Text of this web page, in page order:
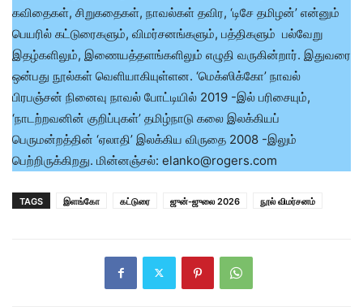
கவிதைகள், சிறுகதைகள், நாவல்கள் தவிர, ‘டிசே தமிழன்’ என்னும்
பெயரில் கட்டுரைகளும், விமர்சனங்களும், பத்திகளும் பல்வேறு
இதழ்களிலும், இணையத்தளங்களிலும் எழுதி வருகின்றார். இதுவரை
ஒன்பது நூல்கள் வெளியாகியுள்ளன. ‘மெக்ஸிக்கோ’ நாவல்
பிரபஞ்சன் நினைவு நாவல் போட்டியில் 2019 -இல் பரிசையும்,
‘நாடற்றவனின் குறிப்புகள்’ தமிழ்நாடு கலை இலக்கியப்
பெருமன்றத்தின் ‘ஏலாதி’ இலக்கிய விருதை 2008 -இலும்
பெற்றிருக்கிறது. மின்னஞ்சல்: elanko@rogers.com
TAGS இளங்கோ கட்டுரை ஜுன்-ஜுலை 2026 நூல் விமர்சனம்